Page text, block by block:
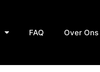
FAQ Over Ons